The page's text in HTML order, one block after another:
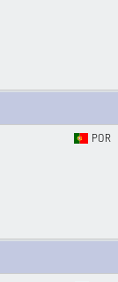
POR